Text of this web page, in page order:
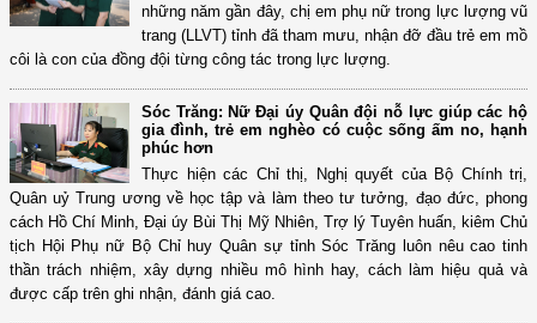
những năm gần đây, chị em phụ nữ trong lực lượng vũ
trang (LLVT) tỉnh đã tham mưu, nhận đỡ đầu trẻ em mồ
côi là con của đồng đội từng công tác trong lực lượng.
Sóc Trăng: Nữ Đại úy Quân đội nỗ lực giúp các hộ
gia đình, trẻ em nghèo có cuộc sống ấm no, hạnh
phúc hơn
Thực hiện các Chỉ thị, Nghị quyết của Bộ Chính trị,
Quân uỷ Trung ương về học tập và làm theo tư tưởng, đạo đức, phong
cách Hồ Chí Minh, Đại úy Bùi Thị Mỹ Nhiên, Trợ lý Tuyên huấn, kiêm Chủ
tịch Hội Phụ nữ Bộ Chỉ huy Quân sự tỉnh Sóc Trăng luôn nêu cao tinh
thần trách nhiệm, xây dựng nhiều mô hình hay, cách làm hiệu quả và
được cấp trên ghi nhận, đánh giá cao.